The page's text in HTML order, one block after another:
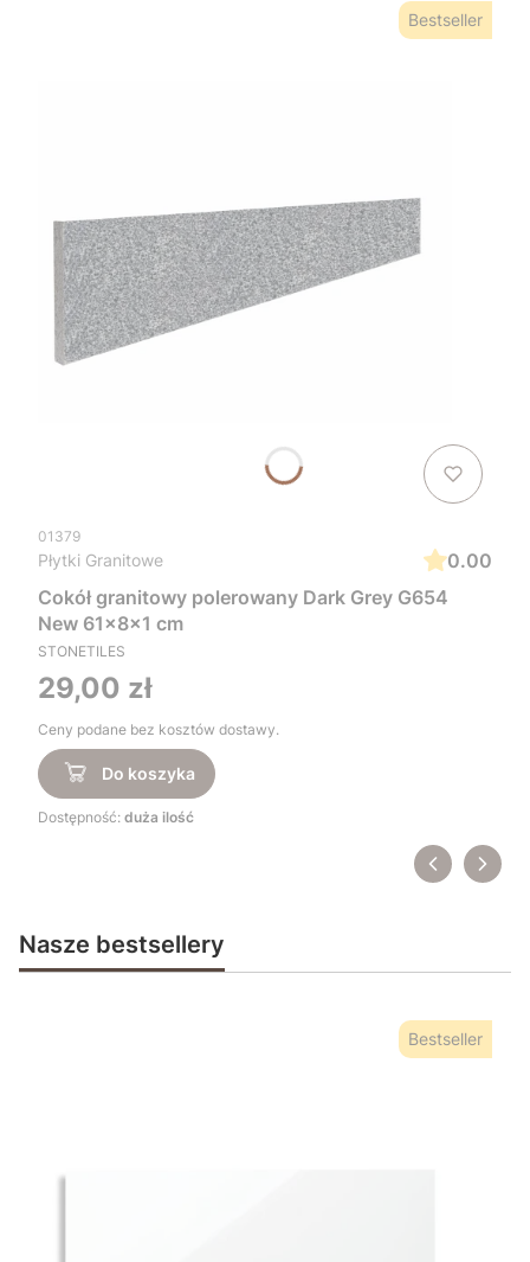
Bestseller
01379
Płytki Granitowe
0.00
Cokół granitowy polerowany Dark Grey G654
New 61x8x1 cm
STONETILES
Cena
29,00 zł
Ceny podane bez kosztów dostawy.
Do koszyka
Dostępność: duża ilość
Nasze bestsellery
Bestseller